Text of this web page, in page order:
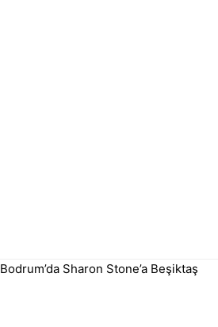
Bodrum’da Sharon Stone’a Beşiktaş